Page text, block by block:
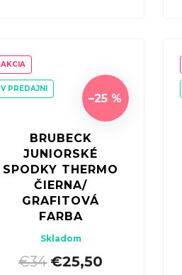
AKCIA
V PREDAJNI
–25 %
BRUBECK
JUNIORSKÉ
SPODKY THERMO
ČIERNA/
GRAFITOVÁ
FARBA
Skladom
€34| €25,50